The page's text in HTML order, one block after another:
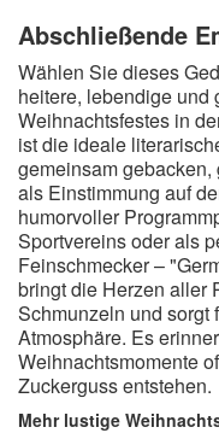
Abschließende
Wählen Sie dieses
heitere, lebendige
Weihnachtsfestes in
ist die ideale
gemeinsam
als Einstimmung auf
humorvoller
Sportvereins oder als
Feinschmecker –
bringt die Herzen aller
Schmunzeln und
Atmosphäre. Es
Weihnachtsmomente
Zuckerguss entstehen.
Mehr lustige